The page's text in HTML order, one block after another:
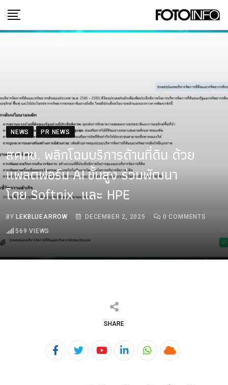
to
content
NEWS PR NEWS
สคทช. พลิกโฉมบริการด้านที่ดิน ด้วย
แพลตฟอร์ม AI ขั้นสูง ร่วมพัฒนา
โดย Softnix และ HPE
BYLEKBLUEARROW DECEMBER 2, 2025 0 COMMENTS
569 VIEWS
SHARE
YoutubeLinkedInWhatsapp
Cloud